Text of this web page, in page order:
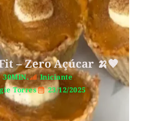
– Zero Açúcar 🍌🤎
30MIN.
Iniciante
Torres
23/12/2025